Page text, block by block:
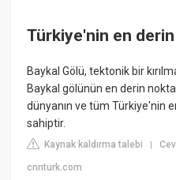
Türkiye'nin en
Baykal Gölü, tektonik bir
Baykal gölünün en derin
dünyanın ve tüm Türkiye'nin
sahiptir.
Kaynak kaldırma talebi |
cnnturk.com